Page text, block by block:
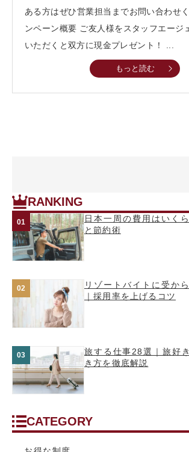
ある方はぜひ営業担当までお問い合わせ
ンペーン概要 ご友人様をスタッフエージ
いただくと双方に現金プレゼント！ ...
もっと読む
RANKING
日本一周の費用はいく
と節約術
リゾートバイトに受か
｜採用率を上げるコツ
旅する仕事28選｜旅好
き方を徹底解説
CATEGORY